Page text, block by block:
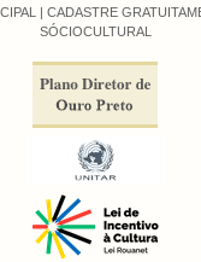
| CADASTRE
SÓCIOCULTURAL